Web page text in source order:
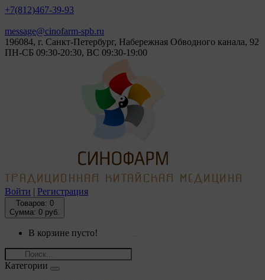
+7(812)467-39-93
message@cinofarm-spb.ru
196084, г. Санкт-Петербург, Набережная Обводного канала, 92
ПН-СБ 09:30-20:30, ВС 09:30-19:00
Войти | Регистрация
Товаров: 0
Сумма: 0 руб.
В корзине пусто!
Категории